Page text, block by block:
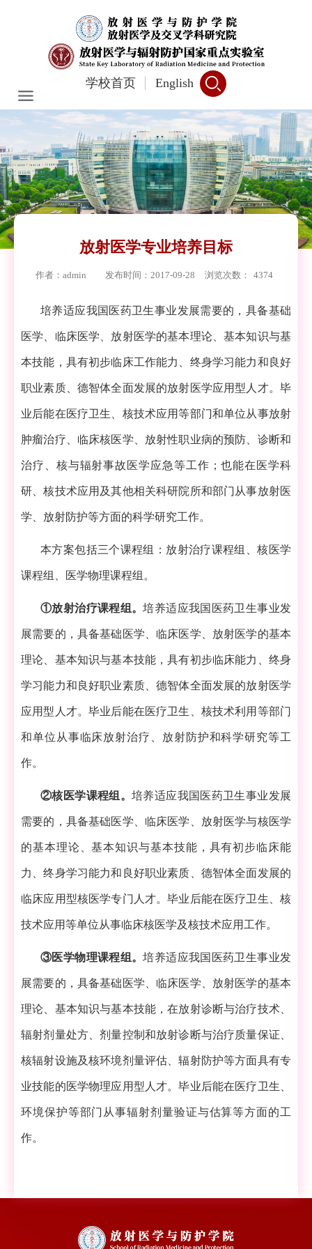
学校首页 English
放射医学专业培养目标
作者：admin 发布时间：2017-09-28 浏览次数： 4374
培养适应我国医药卫生事业发展需要的，具备基础
医学、临床医学、放射医学的基本理论、基本知识与基
本技能，具有初步临床工作能力、终身学习能力和良好
职业素质、德智体全面发展的放射医学应用型人才。毕
业后能在医疗卫生、核技术应用等部门和单位从事放射
肿瘤治疗、临床核医学、放射性职业病的预防、诊断和
治疗、核与辐射事故医学应急等工作；也能在医学科
研、核技术应用及其他相关科研院所和部门从事放射医
学、放射防护等方面的科学研究工作。
本方案包括三个课程组：放射治疗课程组、核医学
课程组、医学物理课程组。
①放射治疗课程组。培养适应我国医药卫生事业发
展需要的，具备基础医学、临床医学、放射医学的基本
理论、基本知识与基本技能，具有初步临床能力、终身
学习能力和良好职业素质、德智体全面发展的放射医学
应用型人才。毕业后能在医疗卫生、核技术利用等部门
和单位从事临床放射治疗、放射防护和科学研究等工
作。
②核医学课程组。培养适应我国医药卫生事业发展
需要的，具备基础医学、临床医学、放射医学与核医学
的基本理论、基本知识与基本技能，具有初步临床能
力、终身学习能力和良好职业素质、德智体全面发展的
临床应用型核医学专门人才。毕业后能在医疗卫生、核
技术应用等单位从事临床核医学及核技术应用工作。
③医学物理课程组。培养适应我国医药卫生事业发
展需要的，具备基础医学、临床医学、放射医学的基本
理论、基本知识与基本技能，在放射诊断与治疗技术、
辐射剂量处方、剂量控制和放射诊断与治疗质量保证、
核辐射设施及核环境剂量评估、辐射防护等方面具有专
业技能的医学物理应用型人才。毕业后能在医疗卫生、
环境保护等部门从事辐射剂量验证与估算等方面的工
作。